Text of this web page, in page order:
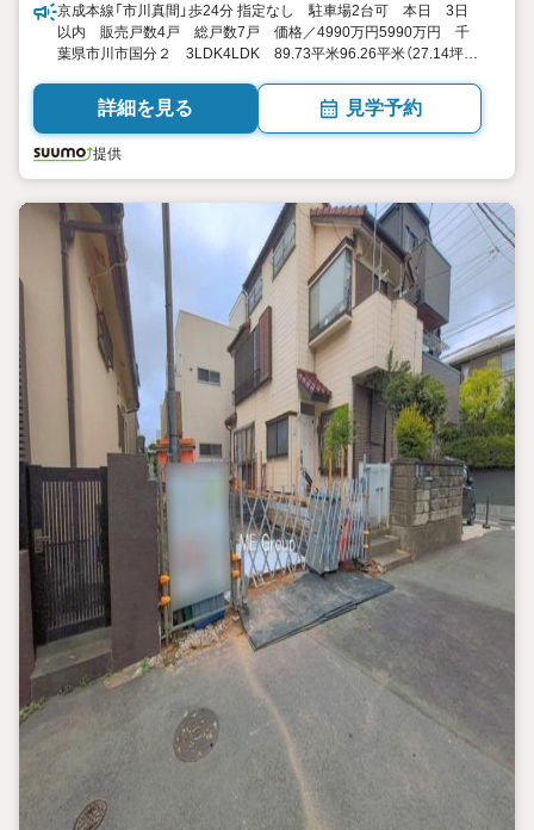
京成本線「市川真間」歩24分 指定なし 駐車場2台可 本日 3日
以内 販売戸数4戸 総戸数7戸 価格／4990万円5990万円 千
葉県市川市国分２ 3LDK4LDK 89.73平米96.26平米（27.14坪
詳細を見る 見学予約
提供